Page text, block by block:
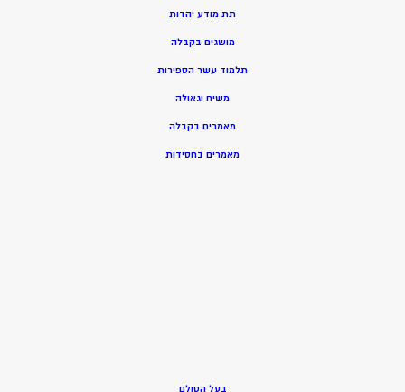
תת מודע יהדות
מושגים בקבלה
תלמוד עשר הספירות
משיח וגאולה
מאמרים בקבלה
מאמרים בחסידות
בעל הסולם